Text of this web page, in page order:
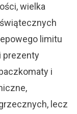
wielka
limitu
prezenty
i
lecz